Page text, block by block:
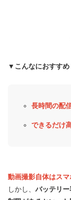
▼こんなにおすすめ
長時間の配
できるだけ
動画撮影自体はス
しかし、 バッテリ